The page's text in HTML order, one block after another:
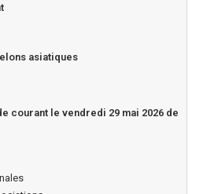
asiatiques
courant le vendredi 29 mai 2026 de